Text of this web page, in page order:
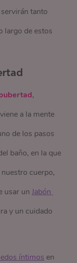
tanto
largo de estos
,
a la mente
de los pasos
baño, en la que
cuerpo,
usar unJabón
y un cuidado
íntimos en